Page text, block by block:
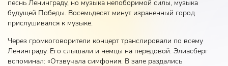
песнь Ленинграду, но музыка непоборимой силы, музыка
будущей Победы. Восемьдесят минут израненный город
прислушивался к музыке.
Через громкоговорители концерт транслировали по всему
Ленинграду. Его слышали и немцы на передовой. Элиасберг
вспоминал: «Отзвучала симфония. В зале раздались